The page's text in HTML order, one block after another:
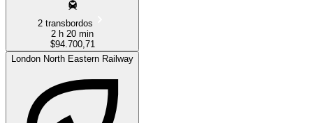
2 transbordos
2 h 20 min
$94.700,71
London North Eastern Railway